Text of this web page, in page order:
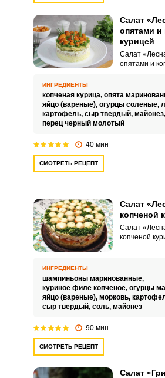
Салат
опятами и
курицей
Салат
опятами и
салат не
ИНГРЕДИЕНТЫ
копченая курица, опята
яйцо (вареные), огурцы соленые,
картофель, сыр твердый, майонез,
перец черный молотый
40 мин
СМОТРЕТЬ РЕЦЕПТ
Салат
копченой
Салат
копченой
курицы и
создают
свежие
освежающую
ИНГРЕДИЕНТЫ
шампиньоны маринованные,
куриное филе копченое, огурцы
яйцо (вареные), морковь,
сыр твердый, соль, майонез
90 мин
СМОТРЕТЬ РЕЦЕПТ
Салат